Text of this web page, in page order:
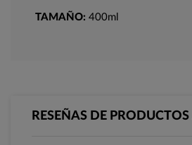
TAMAÑO: 400ml
RESEÑAS DE